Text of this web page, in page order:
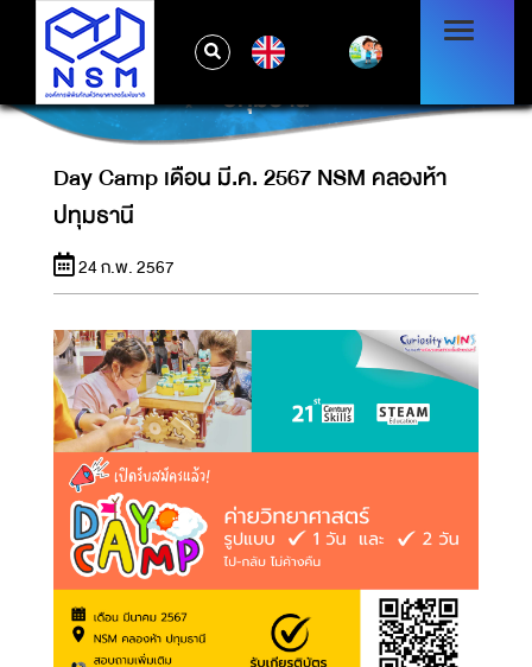
DAY CAMP เดือน มี.ค. 2567 NSM คลองห้า
ปทุมธานี
Day Camp เดือน มี.ค. 2567 NSM คลองห้า
ปทุมธานี
24 ก.พ. 2567